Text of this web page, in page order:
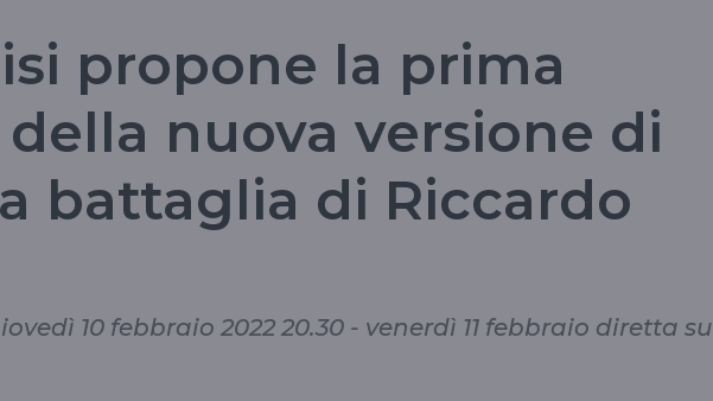
propone la prima
nuova versione di
battaglia di Riccardo
10 febbraio 2022 20.30 - venerdì 11 febbraio diretta su